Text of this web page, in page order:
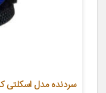
سردنده مدل اسکلتی کد